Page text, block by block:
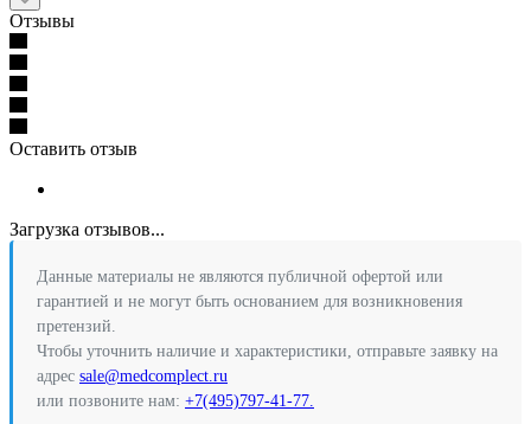
Отзывы
Оставить отзыв
Загрузка отзывов...
Данные материалы не являются публичной офертой или
гарантией и не могут быть основанием для возникновения
претензий.
Чтобы уточнить наличие и характеристики, отправьте заявку на
адрес sale@medcomplect.ru
или позвоните нам: +7(495)797-41-77.